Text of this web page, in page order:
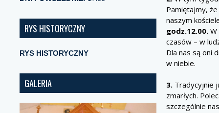
RYS HISTORYCZNY
RYS HISTORYCZNY
GALERIA
Pamiętajmy,
naszym
godz.12.00. W
czasów – w
Dla nas są oni
w niebie.
3. Tradycyjnie
zmarłych.
szczególnie